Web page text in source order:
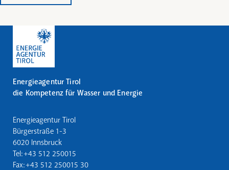
Energieagentur Tirol
die Kompetenz für Wasser und Energie
Energieagentur Tirol
Bürgerstraße 1-3
6020 Innsbruck
Tel: +43 512 250015
Fax: +43 512 250015 30